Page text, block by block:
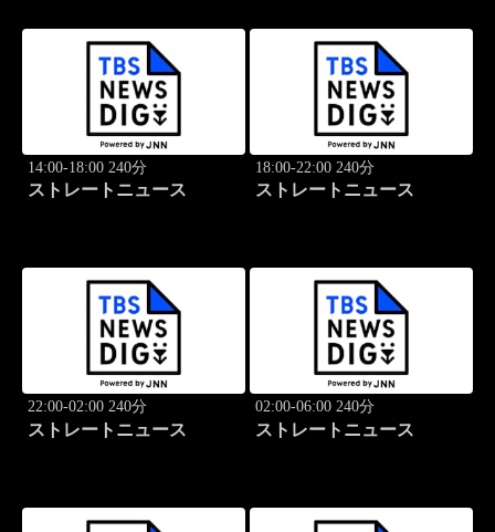
14:00-18:00 240分
ストレートニュース
18:00-22:00 240分
ストレートニュース
22:00-02:00 240分
ストレートニュース
02:00-06:00 240分
ストレートニュース